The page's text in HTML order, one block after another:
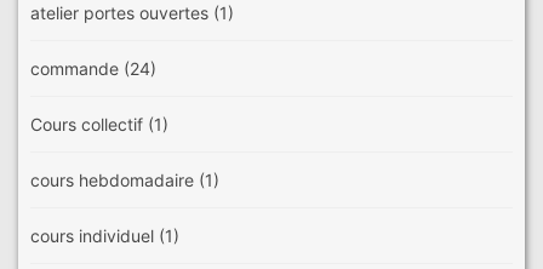
atelier portes ouvertes (1)
commande (24)
Cours collectif (1)
cours hebdomadaire (1)
cours individuel (1)